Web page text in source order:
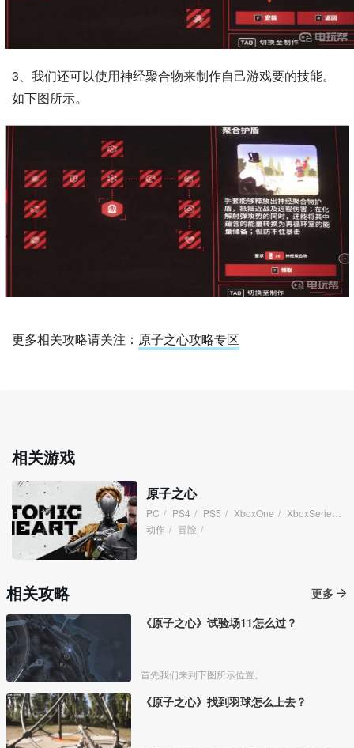
3、我们还可以使用神经聚合物来制作自己游戏要的技能。
如下图所示。
更多相关攻略请关注： 原子之心攻略专区
相关游戏
原子之心
PC / PS4 / PS5 / XboxOne / XboxSeries
动作 / 冒险 /
相关攻略
更多
《原子之心》试验场11怎么过？
首先我们来到下图所示位置。
《原子之心》找到羽球怎么上去？